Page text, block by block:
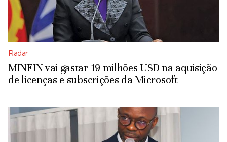
Radar
MINFIN vai gastar 19 milhões USD na aquisição
de licenças e subscrições da Microsoft